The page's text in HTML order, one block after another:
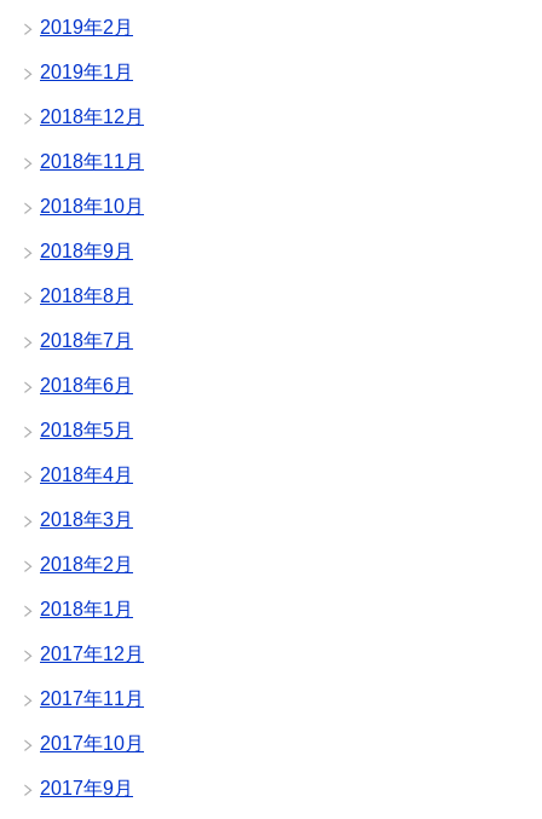
2019年2月
2019年1月
2018年12月
2018年11月
2018年10月
2018年9月
2018年8月
2018年7月
2018年6月
2018年5月
2018年4月
2018年3月
2018年2月
2018年1月
2017年12月
2017年11月
2017年10月
2017年9月